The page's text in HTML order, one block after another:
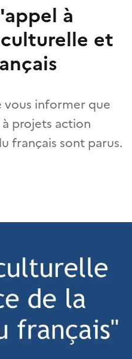
à
et
vous informer que
à projets action
français sont parus.